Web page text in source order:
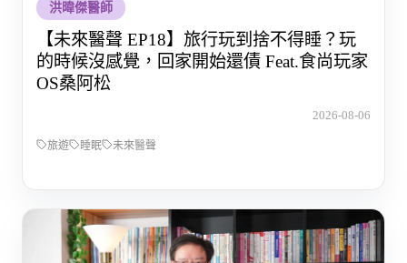
洪暐傑醫師
【未來醫聲 EP18】旅行玩到捨不得睡？玩
的時候沒感覺，回家開始還債 Feat.食尚玩家
OS桑阿松
2026-08-06
旅遊 睡眠 未來醫聲